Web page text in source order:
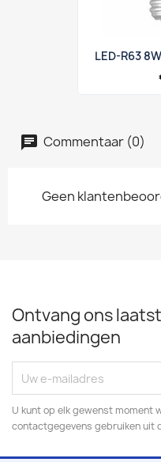
LED-R63
Commentaar (0)
Geen
Ontvang ons
aanbiedingen
U kunt op elk gewenst moment
contactgegevens gebruiken uit